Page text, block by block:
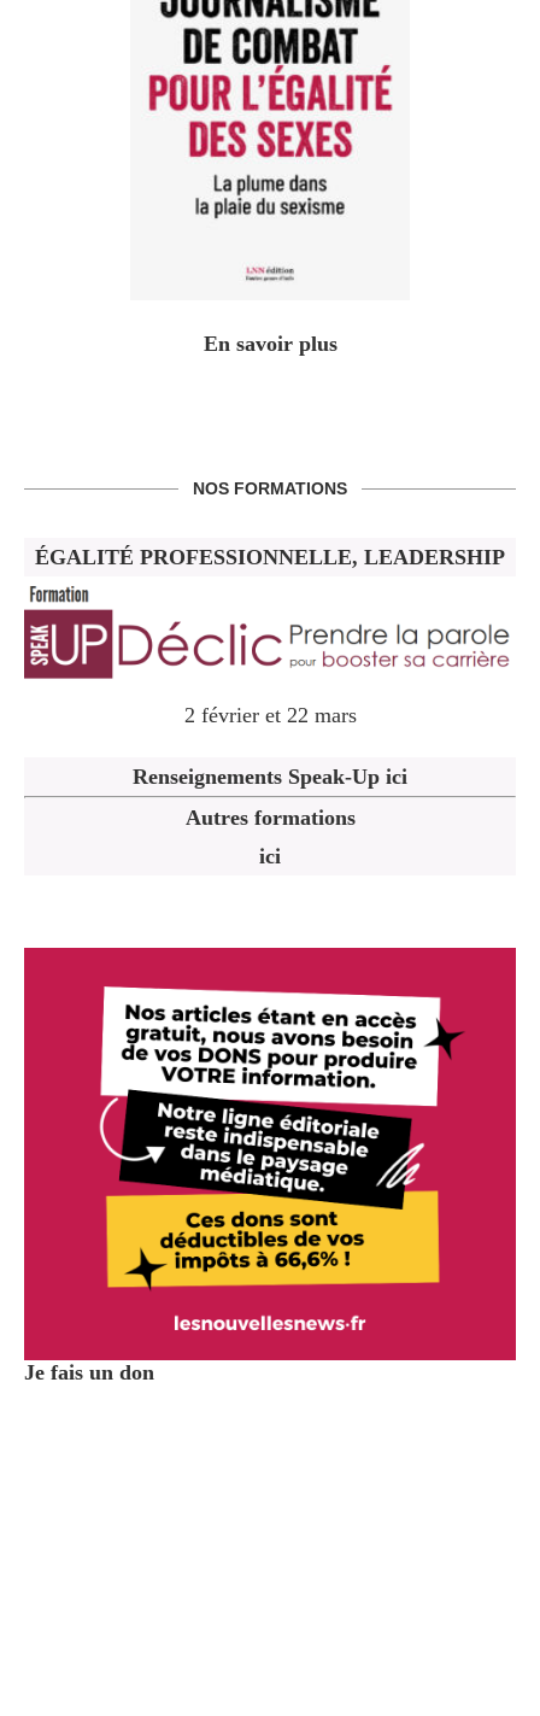
En savoir plus
NOS FORMATIONS
ÉGALITÉ PROFESSIONNELLE, LEADERSHIP
2 février et 22 mars
Renseignements Speak-Up ici
Autres formations
ici
Je fais un don